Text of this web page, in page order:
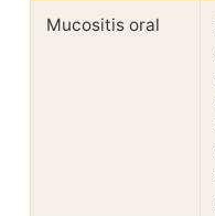
Mucositis oral